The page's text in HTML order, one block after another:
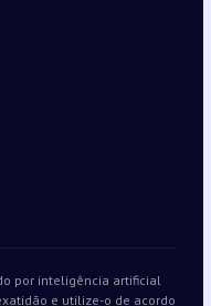
por inteligência artificial
e utilize-o de acordo